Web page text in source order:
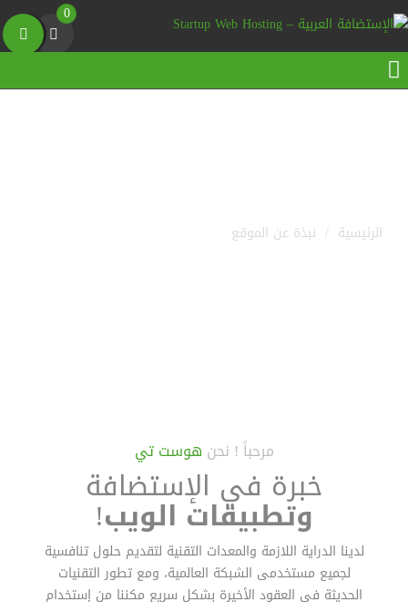
0
الرئيسية / نبذة عن الموقع
مرحباً ! نحن هوست تي
خبرة في الإستضافة
وتطبيقات الويب!
لدينا الدراية اللازمة والمعدات التقنية لتقديم حلول تنافسية
لجميع مستخدمى الشبكة العالمية، ومع تطور التقنيات
الحديثة فى العقود الأخيرة بشكل سريع مكننا من إستخدام